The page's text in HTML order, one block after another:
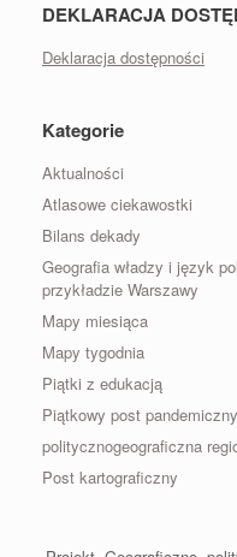
DEKLARACJA
Deklaracja dostępności
Kategorie
Aktualności
Atlasowe ciekawostki
Bilans dekady
Geografia władzy i język
przykładzie Warszawy
Mapy miesiąca
Mapy tygodnia
Piątki z edukacją
Piątkowy post pandemiczny
politycznogeograficzna
Post kartograficzny